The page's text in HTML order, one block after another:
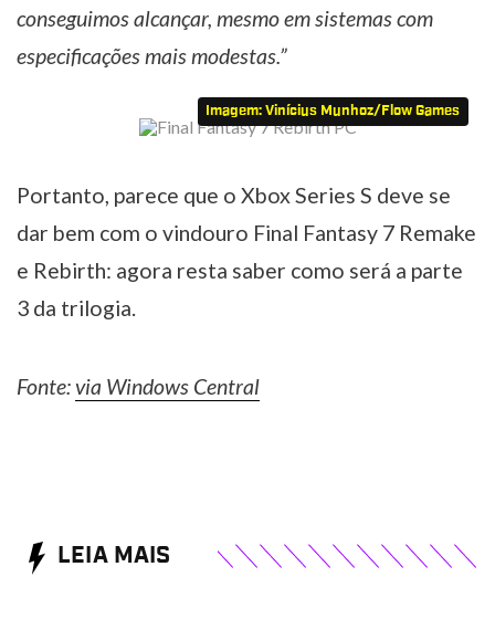
conseguimos alcançar, mesmo em sistemas com
especificações mais modestas.”
Imagem: Vinícius Munhoz/Flow Games
Portanto, parece que o Xbox Series S deve se
dar bem com o vindouro Final Fantasy 7 Remake
e Rebirth: agora resta saber como será a parte
3 da trilogia.
Fonte:via Windows Central
LEIA MAIS